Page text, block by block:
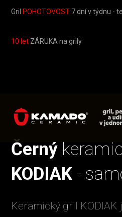
Gril POHOTOVOST 7 dní v týdnu -
10 let ZÁRUKA na grily
Černý
KODIAK -
Keramický gril KODIAK